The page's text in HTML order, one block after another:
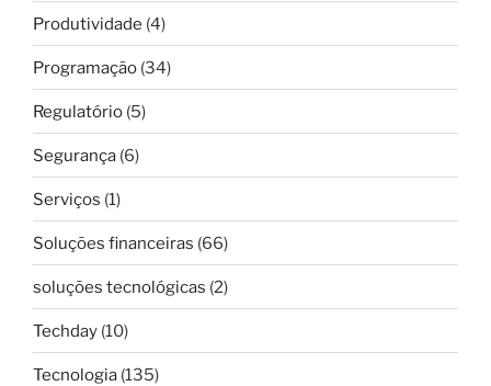
Produtividade (4)
Programação (34)
Regulatório (5)
Segurança (6)
Serviços (1)
Soluções financeiras (66)
soluções tecnológicas (2)
Techday (10)
Tecnologia (135)